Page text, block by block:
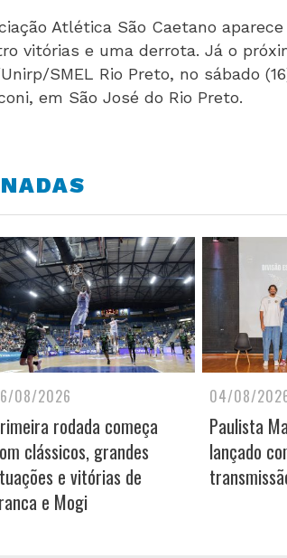
Atlética São Caetano
vitórias e uma derrota. Já o
SMEL Rio Preto, no sábado
em São José do Rio Preto.
08/2026
rodada começa
clássicos, grandes
e vitórias de
e Mogi
04/08/
Paulista
lançado